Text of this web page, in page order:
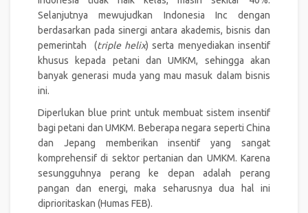
Selanjutnya mewujudkan Indonesia Inc dengan
berdasarkan pada sinergi antara akademis, bisnis dan
pemerintah (triple helix) serta menyediakan insentif
khusus kepada petani dan UMKM, sehingga akan
banyak generasi muda yang mau masuk dalam bisnis
ini.
Diperlukan blue print untuk membuat sistem insentif
bagi petani dan UMKM. Beberapa negara seperti China
dan Jepang memberikan insentif yang sangat
komprehensif di sektor pertanian dan UMKM. Karena
sesungguhnya perang ke depan adalah perang
pangan dan energi, maka seharusnya dua hal ini
diprioritaskan (Humas FEB).